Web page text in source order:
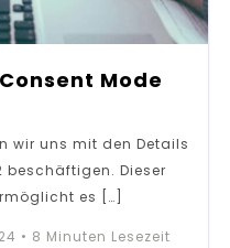
Mode
wir uns mit den Details
beschäftigen. Dieser
es […]
• 8 Minuten Lesezeit